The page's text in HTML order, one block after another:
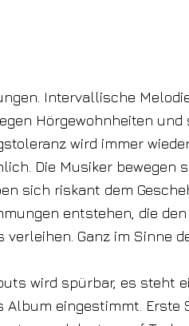
Intervallische
Hörgewohnheiten und
wird immer
Die Musiker bewegen
sich riskant dem
entstehen, die
Ganz im Sinne
wird spürbar, es steht
Album eingestimmt. Erste